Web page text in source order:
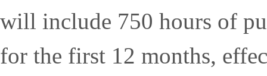
will include 750 hours of
for the first 12 months,